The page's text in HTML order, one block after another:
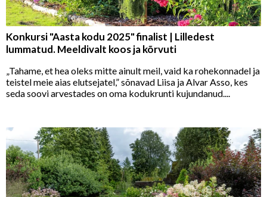
Konkursi "Aasta kodu 2025" finalist | Lilledest
lummatud. Meeldivalt koos ja kõrvuti
„Tahame, et hea oleks mitte ainult meil, vaid ka rohekonnadel ja
teistel meie aias elutsejatel,” sõnavad Liisa ja Alvar Asso, kes
seda soovi arvestades on oma kodukrunti kujundanud....